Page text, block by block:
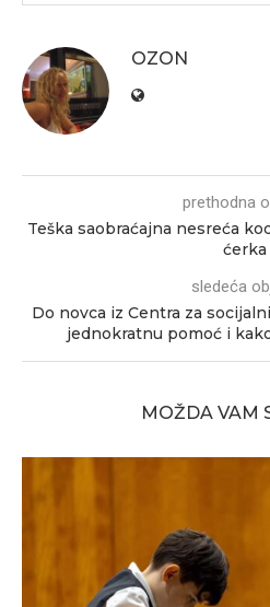
OZON
prethodna
Teška saobraćajna nesreća
ćerka
sledeća
Do novca iz Centra za
jednokratnu pomoć i
MOŽDA VAM